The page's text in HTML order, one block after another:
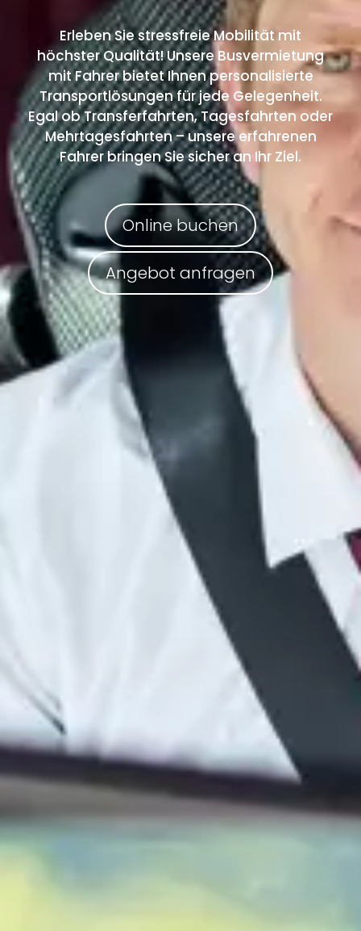
Erleben Sie stressfreie Mobilität mit
höchster Qualität! Unsere Busvermietung
mit Fahrer bietet Ihnen personalisierte
Transportlösungen für jede Gelegenheit.
Egal ob Transferfahrten, Tagesfahrten oder
Mehrtagesfahrten – unsere erfahrenen
Fahrer bringen Sie sicher an Ihr Ziel.
Online buchen
Angebot anfragen